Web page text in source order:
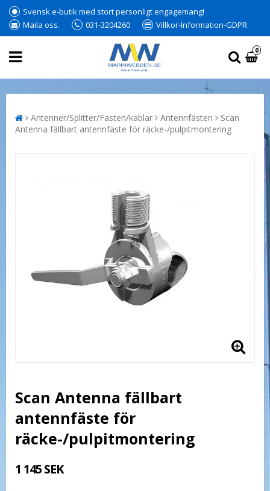
Svensk e-butik med stort personligt engagemang!
Maila oss.
031-3204260 Villkor-Information-GDPR
0
Antenner/Splitter/Fästen/kablar Antennfästen
Scan
Antenna fällbart antennfäste för räcke-/pulpitmontering
Scan Antenna fällbart
antennfäste för
räcke-/pulpitmontering
1 145 SEK